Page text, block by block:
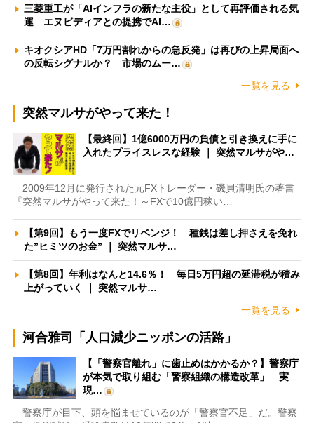
三菱重工が「AIインフラの新たな主役」として再評価される気
運 エヌビディアとの提携でAI…
キオクシアHD「7万円割れからの急反発」は再びの上昇局面へ
の反転シグナルか？ 市場のムー…
一覧を見る
突然マルサがやって来た！
【最終回】1億6000万円の負債と引き換えに手に
入れたプライスレスな経験 ｜ 突然マルサがや…
2009年12月に発行された元FXトレーダー・磯貝清明氏の著書
『突然マルサがやって来た！～FXで10億円稼い…
【第9回】もう一度FXでリベンジ！ 種銭は差し押さえを免れ
た”ヒミツのお金” ｜ 突然マルサ…
【第8回】年利はなんと14.6％！ 毎日5万円超の延滞税が積み
上がっていく ｜ 突然マルサ…
一覧を見る
河合雅司「人口減少ニッポンの活路」
【「警察官離れ」に歯止めはかかるか？】警察庁
が本気で取り組む「警察組織の構造改革」 実
現…
警察庁が目下、頭を悩ませているのが「警察官不足」だ。警察